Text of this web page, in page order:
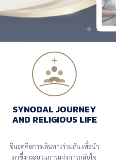
SYNODAL JOURNEY
AND RELIGIOUS LIFE
ซีนอด​คือ​การ​เดินทาง​ร่วม​กัน​ เพื่อ​นำ​
มา​ซึ่ง​กระบวน​การ​แห่ง​การ​กลับ​ใจ​